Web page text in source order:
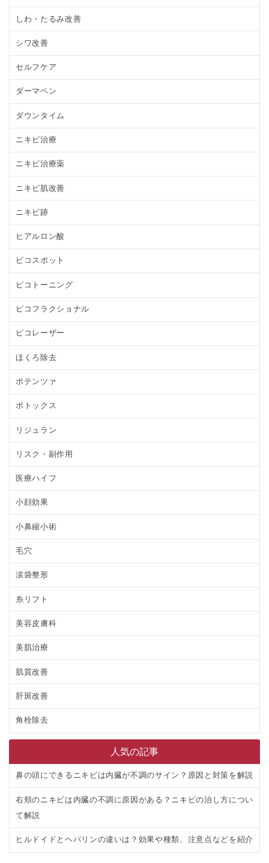
しわ・たるみ改善
シワ改善
セルフケア
ダーマペン
ダウンタイム
ニキビ治療
ニキビ治療薬
ニキビ肌改善
ニキビ跡
ヒアルロン酸
ピコスポット
ピコトーニング
ピコフラクショナル
ピコレーザー
ほくろ除去
ポテンツァ
ボトックス
リジュラン
リスク・副作用
医療ハイフ
小顔効果
小鼻縮小術
毛穴
涙袋整形
糸リフト
美容皮膚科
美肌治療
肌質改善
肝斑改善
角栓除去
人気の記事
鼻の頭にできるニキビは内臓が不調のサイン？原因と対策を解説
右頬のニキビは内臓の不調に原因がある？ニキビの治し方につい
て解説
ヒルドイドとヘパリンの違いは？効果や種類、注意点などを紹介